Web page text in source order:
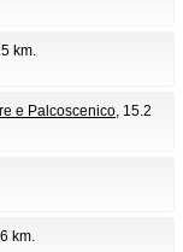
km.
e Palcoscenico, 15.2
km.